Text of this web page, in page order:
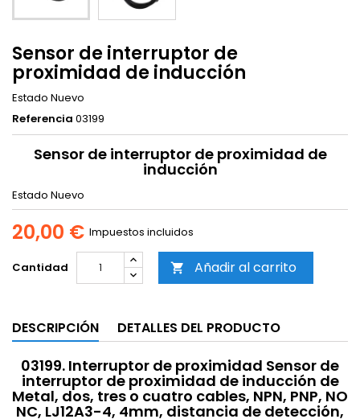
Sensor de interruptor de
proximidad de inducción
Estado Nuevo
Referencia 03199
Sensor de interruptor de proximidad de
inducción
Estado Nuevo
20,00 € Impuestos incluidos
Cantidad  Añadir al carrito
DESCRIPCIÓN DETALLES DEL PRODUCTO
03199. Interruptor de proximidad Sensor de
interruptor de proximidad de inducción de
Metal, dos, tres o cuatro cables, NPN, PNP, NO
NC, LJ12A3-4, 4mm, distancia de detección,